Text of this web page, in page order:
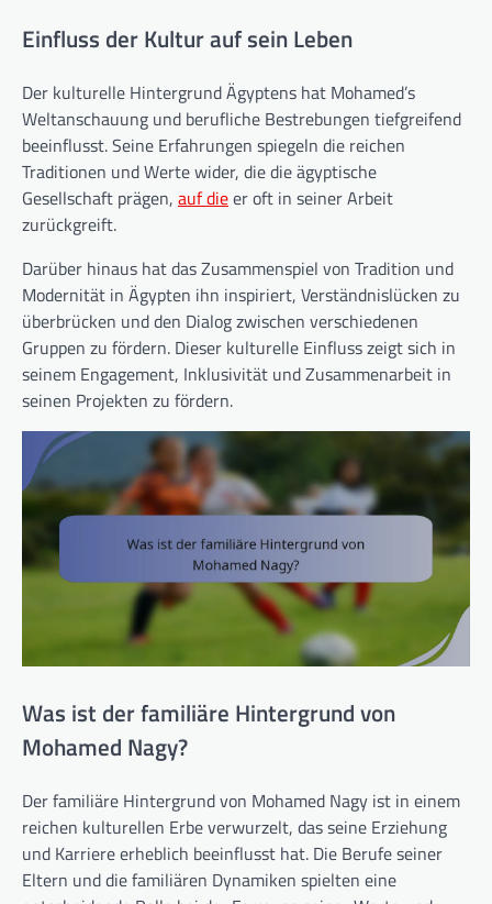
Einfluss der Kultur auf sein Leben
Der kulturelle Hintergrund Ägyptens hat Mohamed’s
Weltanschauung und berufliche Bestrebungen tiefgreifend
beeinflusst. Seine Erfahrungen spiegeln die reichen
Traditionen und Werte wider, die die ägyptische
Gesellschaft prägen, auf dieer oft in seiner Arbeit
zurückgreift.
Darüber hinaus hat das Zusammenspiel von Tradition und
Modernität in Ägypten ihn inspiriert, Verständnislücken zu
überbrücken und den Dialog zwischen verschiedenen
Gruppen zu fördern. Dieser kulturelle Einfluss zeigt sich in
seinem Engagement, Inklusivität und Zusammenarbeit in
seinen Projekten zu fördern.
Was ist der familiäre Hintergrund von
Mohamed Nagy?
Der familiäre Hintergrund von Mohamed Nagy ist in einem
reichen kulturellen Erbe verwurzelt, das seine Erziehung
und Karriere erheblich beeinflusst hat. Die Berufe seiner
Eltern und die familiären Dynamiken spielten eine